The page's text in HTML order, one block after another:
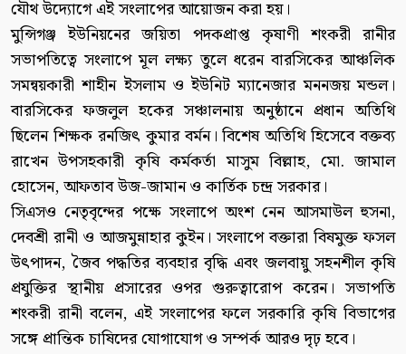
যৌথ উদ্যোগে এই সংলাপের আয়োজন করা হয়।
মুন্সিগঞ্জ ইউনিয়নের জয়িতা পদকপ্রাপ্ত কৃষাণী শংকরী রানীর
সভাপতিত্বে সংলাপে মূল লক্ষ্য তুলে ধরেন বারসিকের আঞ্চলিক
সমন্বয়কারী শাহীন ইসলাম ও ইউনিট ম্যানেজার মননজয় মন্ডল।
বারসিকের ফজলুল হকের সঞ্চালনায় অনুষ্ঠানে প্রধান অতিথি
ছিলেন শিক্ষক রনজিৎ কুমার বর্মন। বিশেষ অতিথি হিসেবে বক্তব্য
রাখেন উপসহকারী কৃষি কর্মকর্তা মাসুম বিল্লাহ, মো. জামাল
হোসেন, আফতাব উজ-জামান ও কার্তিক চন্দ্র সরকার।
সিএসও নেতৃবৃন্দের পক্ষে সংলাপে অংশ নেন আসমাউল হুসনা,
দেবশ্রী রানী ও আজমুন্নাহার কুইন। সংলাপে বক্তারা বিষমুক্ত ফসল
উৎপাদন, জৈব পদ্ধতির ব্যবহার বৃদ্ধি এবং জলবায়ু সহনশীল কৃষি
প্রযুক্তির স্থানীয় প্রসারের ওপর গুরুত্বারোপ করেন। সভাপতি
শংকরী রানী বলেন, এই সংলাপের ফলে সরকারি কৃষি বিভাগের
সঙ্গে প্রান্তিক চাষিদের যোগাযোগ ও সম্পর্ক আরও দৃঢ় হবে।